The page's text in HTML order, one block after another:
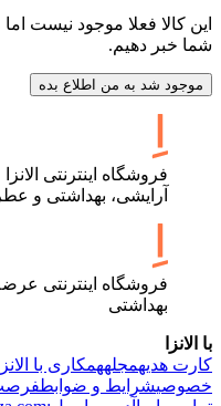
این کالا فعلا موجود نیست
شما خبر دهیم.
موجود شد به من اطلاع بده
فروشگاه اینترنتی
آرایشی، بهداشتی و
فروشگاه اینترنتی
بهداشتی
با الانزا
کارت هدیهمجلههمکاری با الانزا
خصوصیشرایط و ضوابط